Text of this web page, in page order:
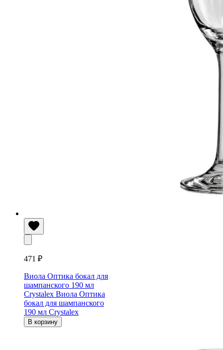
471 ₽
Виола Оптика бокал для
шампанского 190 мл
Crystalex Виола Оптика
бокал для шампанского
190 мл Crystalex
В корзину